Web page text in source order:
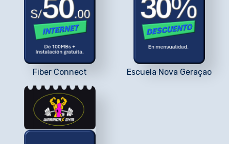
Fiber Connect Escuela Nova Geraçao​